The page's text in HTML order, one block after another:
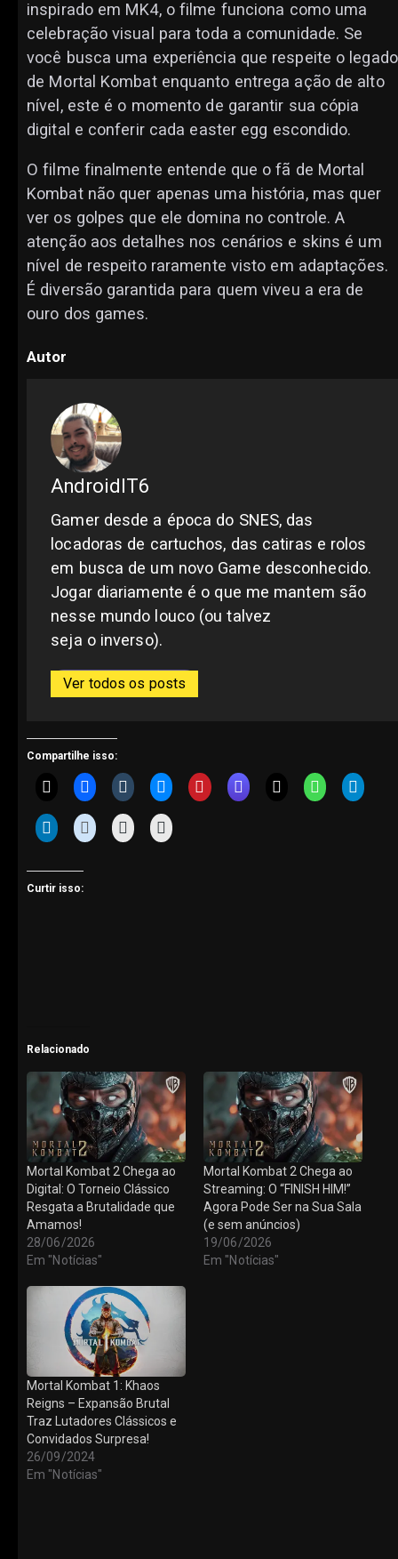
inspirado em MK4, o filme funciona como uma
celebração visual para toda a comunidade. Se
você busca uma experiência que respeite o legado
de Mortal Kombat enquanto entrega ação de alto
nível, este é o momento de garantir sua cópia
digital e conferir cada easter egg escondido.
O filme finalmente entende que o fã de Mortal
Kombat não quer apenas uma história, mas quer
ver os golpes que ele domina no controle. A
atenção aos detalhes nos cenários e skins é um
nível de respeito raramente visto em adaptações.
É diversão garantida para quem viveu a era de
ouro dos games.
Autor
AndroidIT6
Gamer desde a época do SNES, das
locadoras de cartuchos, das catiras e rolos
em busca de um novo Game desconhecido.
Jogar diariamente é o que me mantem são
nesse mundo louco (ou talvez
seja o inverso).
Ver todos os posts
Compartilhe isso:
Curtir isso:
Relacionado
Mortal Kombat 2 Chega ao
Digital: O Torneio Clássico
Resgata a Brutalidade que
Amamos!
28/06/2026
Em "Notícias"
Mortal Kombat 2 Chega ao
Streaming: O “FINISH HIM!”
Agora Pode Ser na Sua Sala
(e sem anúncios)
19/06/2026
Em "Notícias"
Mortal Kombat 1: Khaos
Reigns – Expansão Brutal
Traz Lutadores Clássicos e
Convidados Surpresa!
26/09/2024
Em "Notícias"